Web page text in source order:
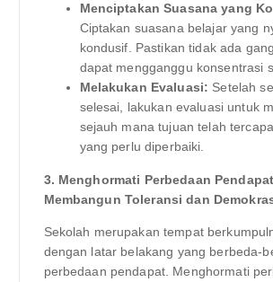
Menciptakan Suasana yang
Ciptakan suasana belajar yang
kondusif. Pastikan tidak ada
dapat mengganggu konsentrasi
Melakukan Evaluasi: Setelah
selesai, lakukan evaluasi untuk
sejauh mana tujuan telah
yang perlu diperbaiki.
3. Menghormati Perbedaan
Membangun Toleransi dan
Sekolah merupakan tempat
dengan latar belakang yang berbeda-
perbedaan pendapat. Menghormati